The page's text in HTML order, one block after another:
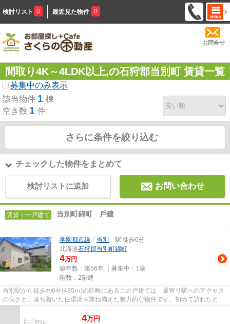
検討リスト 0 最近見た物件 0
お問合せ
間取り4K～4LDK以上,の石狩郡当別町 賃貸一覧
募集中のみ表示
該当物件 1 棟
空き数 1 件
さらに条件を絞り込む
チェックした物件をまとめて
検討リストに追加 お問い合わせ
賃貸｜一戸建て 当別町錦町 ⼾建
学園都市線 「 当別 」駅 徒歩6分
北海道石狩郡当別町錦町
4万円
築年数：築56年 ｜募集中： 1室
階数：2階建
当別駅から徒歩約6分(480ｍ)の距離にあるこの戸建ては、最寄り駅へのアクセス
の良さと、落ち着いた住環境を兼ね備えた魅力的な物件です。初めて訪れたと
4万円